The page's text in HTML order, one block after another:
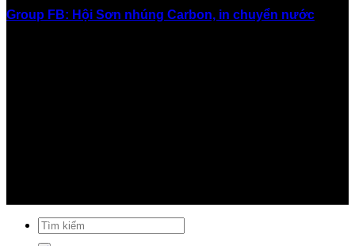
Group FB: Hội Sơn nhúng Carbon, in chuyển nước
Tìm
kiếm: